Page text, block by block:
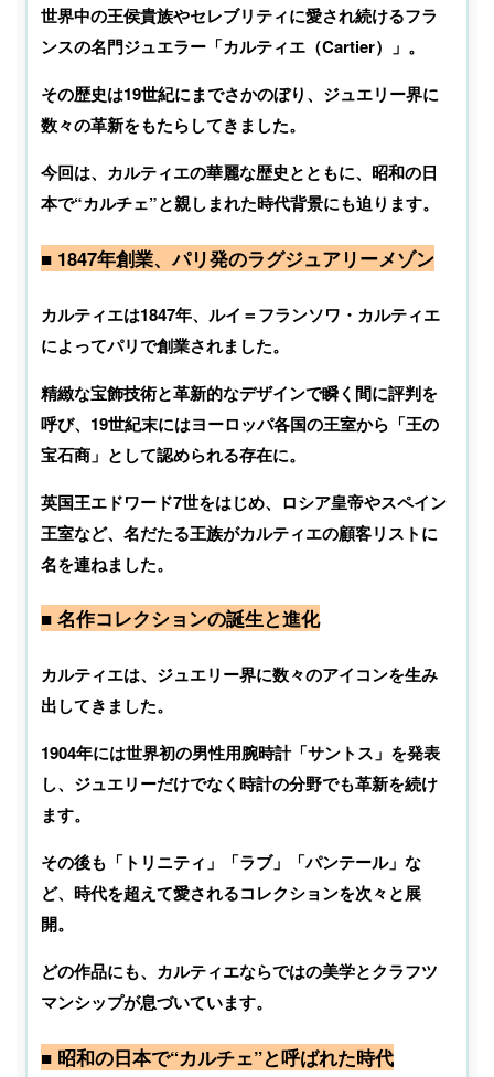
世界中の王侯貴族やセレブリティに愛され続けるフラ
ンスの名門ジュエラー「カルティエ（Cartier）」。
その歴史は19世紀にまでさかのぼり、ジュエリー界に
数々の革新をもたらしてきました。
今回は、カルティエの華麗な歴史とともに、昭和の日
本で“カルチェ”と親しまれた時代背景にも迫ります。
■ 1847年創業、パリ発のラグジュアリーメゾン
カルティエは1847年、ルイ＝フランソワ・カルティエ
によってパリで創業されました。
精緻な宝飾技術と革新的なデザインで瞬く間に評判を
呼び、19世紀末にはヨーロッパ各国の王室から「王の
宝石商」として認められる存在に。
英国王エドワード7世をはじめ、ロシア皇帝やスペイン
王室など、名だたる王族がカルティエの顧客リストに
名を連ねました。
■ 名作コレクションの誕生と進化
カルティエは、ジュエリー界に数々のアイコンを生み
出してきました。
1904年には世界初の男性用腕時計「サントス」を発表
し、ジュエリーだけでなく時計の分野でも革新を続け
ます。
その後も「トリニティ」「ラブ」「パンテール」な
ど、時代を超えて愛されるコレクションを次々と展
開。
どの作品にも、カルティエならではの美学とクラフツ
マンシップが息づいています。
■ 昭和の日本で“カルチェ”と呼ばれた時代